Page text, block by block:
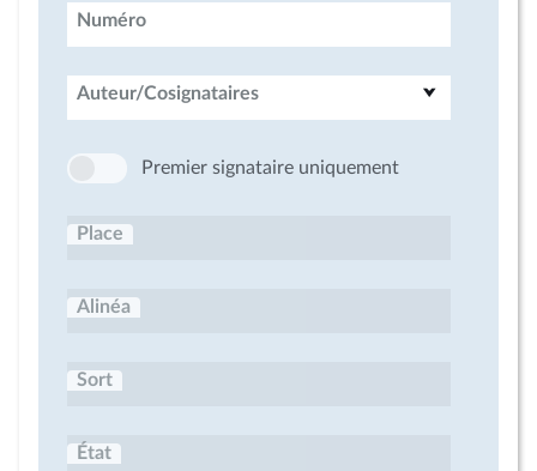
Numéro
Auteur/Cosignataires
Premier signataire uniquement
Place
Alinéa
Sort
État